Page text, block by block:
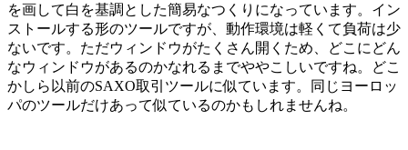
を画して白を基調とした簡易なつくりになっています。イン
ストールする形のツールですが、動作環境は軽くて負荷は少
ないです。ただウィンドウがたくさん開くため、どこにどん
なウィンドウがあるのかなれるまでややこしいですね。どこ
かしら以前のSAXO取引ツールに似ています。同じヨーロッ
パのツールだけあって似ているのかもしれませんね。